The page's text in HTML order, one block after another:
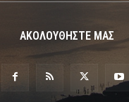
ΑΚΟΛΟΥΘΗΣΤΕ ΜΑΣ